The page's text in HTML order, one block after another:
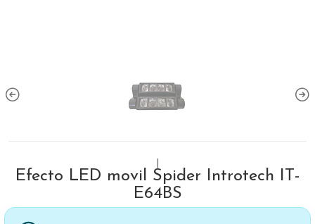
Efecto LED movil Spider Introtech IT-
E64BS